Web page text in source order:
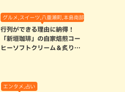
グルメ,スイーツ,八重瀬町,本島南部
行列ができる理由に納得！
「新垣珈琲」の自家焙煎コー
ヒーソフトクリーム＆炙りマ
エンタメ,占い